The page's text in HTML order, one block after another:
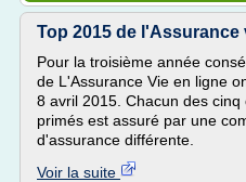
Top 2015 de l'Assurance
Pour la troisième année
de L'Assurance Vie en ligne
8 avril 2015. Chacun des cinq
primés est assuré par une
d'assurance différente.
Voir la suite